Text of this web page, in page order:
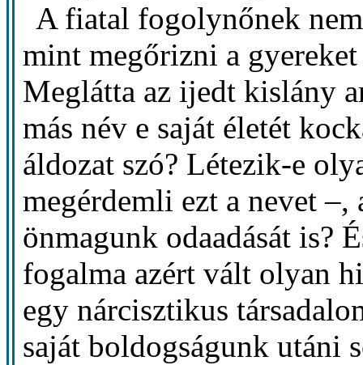
A fiatal fogolynőnek
mint megőrizni a
Meglátta az ijedt kislány
más név e saját életét
áldozat szó? Létezik-e
megérdemli ezt a nevet
önmagunk odaadását is?
fogalma azért vált olyan
egy nárcisztikus
saját boldogságunk utáni